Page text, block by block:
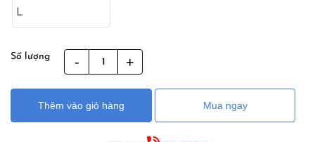
Số lượng
Đi
Biển
Sbart
–
Thêm vào giỏ hàng Mua ngay